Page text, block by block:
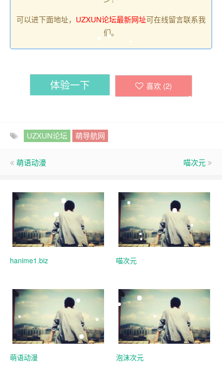
可以进下面地址， UZXUN论坛最新网址可在线留言联系我
们。
体验一下 喜欢 (2)
UZXUN论坛 萌导航网
萌语动漫 喵次元
hanime1.biz 喵次元
萌语动漫 泡沫次元